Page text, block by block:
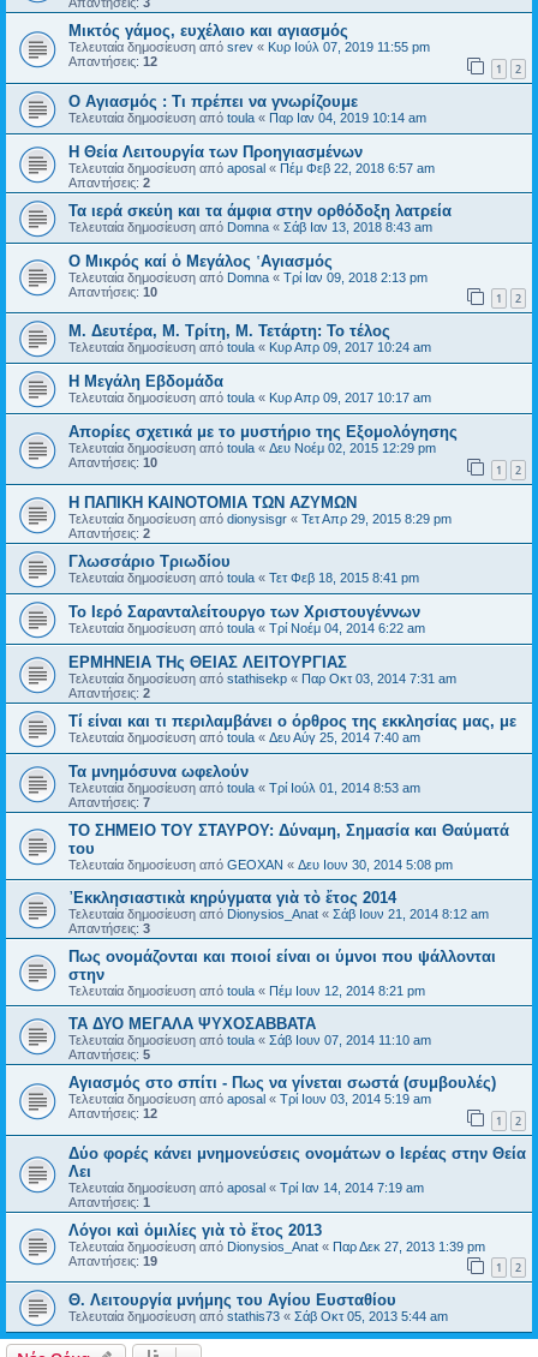
Μικτός γάμος, ευχέλαιο και αγιασμός
Τελευταία δημοσίευση από srev « Κυρ Ιούλ 07, 2019 11:55 pm
Απαντήσεις: 12 1 2
Ο Αγιασμός : Τι πρέπει να γνωρίζουμε
Τελευταία δημοσίευση από toula « Παρ Ιαν 04, 2019 10:14 am
Η Θεία Λειτουργία των Προηγιασμένων
Τελευταία δημοσίευση από aposal « Πέμ Φεβ 22, 2018 6:57 am
Απαντήσεις: 2
Τα ιερά σκεύη και τα άμφια στην ορθόδοξη λατρεία
Τελευταία δημοσίευση από Domna « Σάβ Ιαν 13, 2018 8:43 am
Ο Μικρός καί ὁ Μεγάλος ῾Αγιασμός
Τελευταία δημοσίευση από Domna « Τρί Ιαν 09, 2018 2:13 pm
Απαντήσεις: 10 1 2
Μ. Δευτέρα, Μ. Τρίτη, Μ. Τετάρτη: Το τέλος
Τελευταία δημοσίευση από toula « Κυρ Απρ 09, 2017 10:24 am
Η Μεγάλη Εβδομάδα
Τελευταία δημοσίευση από toula « Κυρ Απρ 09, 2017 10:17 am
Απορίες σχετικά με το μυστήριο της Εξομολόγησης
Τελευταία δημοσίευση από toula « Δευ Νοέμ 02, 2015 12:29 pm
Απαντήσεις: 10 1 2
Η ΠΑΠΙΚΗ ΚΑΙΝΟΤΟΜΙΑ ΤΩΝ ΑΖΥΜΩΝ
Τελευταία δημοσίευση από dionysisgr « Τετ Απρ 29, 2015 8:29 pm
Απαντήσεις: 2
Γλωσσάριο Τριωδίου
Τελευταία δημοσίευση από toula « Τετ Φεβ 18, 2015 8:41 pm
Το Ιερό Σαρανταλείτουργο των Χριστουγέννων
Τελευταία δημοσίευση από toula « Τρί Νοέμ 04, 2014 6:22 am
ΕΡΜΗΝΕΙΑ ΤΗς ΘΕΙΑΣ ΛΕΙΤΟΥΡΓΙΑΣ
Τελευταία δημοσίευση από stathisekp « Παρ Οκτ 03, 2014 7:31 am
Απαντήσεις: 2
Τί είναι και τι περιλαμβάνει ο όρθρος της εκκλησίας μας, με
Τελευταία δημοσίευση από toula « Δευ Αύγ 25, 2014 7:40 am
Τα μνημόσυνα ωφελούν
Τελευταία δημοσίευση από toula « Τρί Ιούλ 01, 2014 8:53 am
Απαντήσεις: 7
ΤΟ ΣΗΜΕΙΟ TOY ΣΤΑΥΡΟΥ: Δύναμη, Σημασία και Θαύματά
του
Τελευταία δημοσίευση από GEOXAN « Δευ Ιουν 30, 2014 5:08 pm
᾿Εκκλησιαστικὰ κηρύγματα γιὰ τὸ ἔτος 2014
Τελευταία δημοσίευση από Dionysios_Anat « Σάβ Ιουν 21, 2014 8:12 am
Απαντήσεις: 3
Πως ονομάζονται και ποιοί είναι οι ύμνοι που ψάλλονται
στην
Τελευταία δημοσίευση από toula « Πέμ Ιουν 12, 2014 8:21 pm
ΤΑ ΔΥΟ ΜΕΓΑΛΑ ΨΥΧΟΣΑΒΒΑΤΑ
Τελευταία δημοσίευση από toula « Σάβ Ιουν 07, 2014 11:10 am
Απαντήσεις: 5
Αγιασμός στο σπίτι - Πως να γίνεται σωστά (συμβουλές)
Τελευταία δημοσίευση από aposal « Τρί Ιουν 03, 2014 5:19 am
Απαντήσεις: 12 1 2
Δύο φορές κάνει μνημονεύσεις ονομάτων ο Ιερέας στην Θεία
Λει
Τελευταία δημοσίευση από aposal « Τρί Ιαν 14, 2014 7:19 am
Απαντήσεις: 1
Λόγοι καὶ ὁμιλίες γιὰ τὸ ἔτος 2013
Τελευταία δημοσίευση από Dionysios_Anat « Παρ Δεκ 27, 2013 1:39 pm
Απαντήσεις: 19 1 2
Θ. Λειτουργία μνήμης του Αγίου Ευσταθίου
Τελευταία δημοσίευση από stathis73 « Σάβ Οκτ 05, 2013 5:44 am